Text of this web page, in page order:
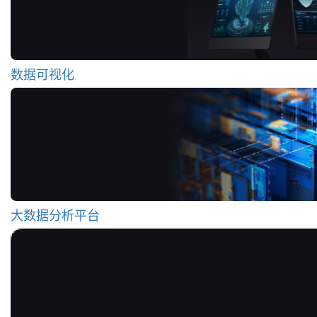
数据可视化
大数据分析平台